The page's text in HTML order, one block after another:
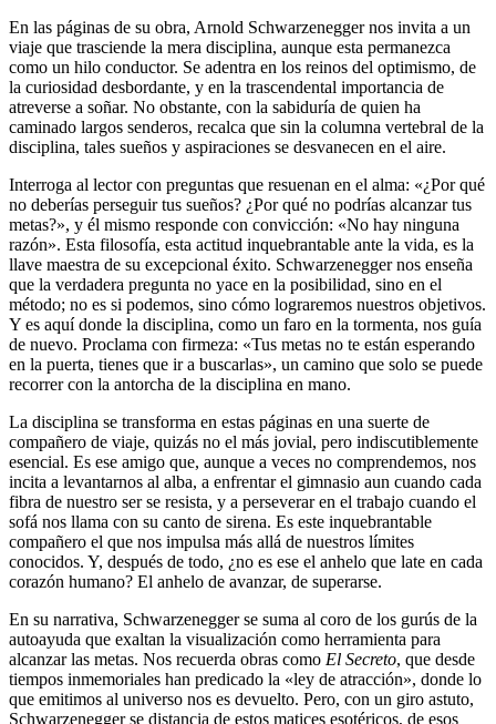
En las páginas de su obra, Arnold Schwarzenegger nos invita a un
viaje que trasciende la mera disciplina, aunque esta permanezca
como un hilo conductor. Se adentra en los reinos del optimismo, de
la curiosidad desbordante, y en la trascendental importancia de
atreverse a soñar. No obstante, con la sabiduría de quien ha
caminado largos senderos, recalca que sin la columna vertebral de la
disciplina, tales sueños y aspiraciones se desvanecen en el aire.
Interroga al lector con preguntas que resuenan en el alma: «¿Por qué
no deberías perseguir tus sueños? ¿Por qué no podrías alcanzar tus
metas?», y él mismo responde con convicción: «No hay ninguna
razón». Esta filosofía, esta actitud inquebrantable ante la vida, es la
llave maestra de su excepcional éxito. Schwarzenegger nos enseña
que la verdadera pregunta no yace en la posibilidad, sino en el
método; no es si podemos, sino cómo lograremos nuestros objetivos.
Y es aquí donde la disciplina, como un faro en la tormenta, nos guía
de nuevo. Proclama con firmeza: «Tus metas no te están esperando
en la puerta, tienes que ir a buscarlas», un camino que solo se puede
recorrer con la antorcha de la disciplina en mano.
La disciplina se transforma en estas páginas en una suerte de
compañero de viaje, quizás no el más jovial, pero indiscutiblemente
esencial. Es ese amigo que, aunque a veces no comprendemos, nos
incita a levantarnos al alba, a enfrentar el gimnasio aun cuando cada
fibra de nuestro ser se resista, y a perseverar en el trabajo cuando el
sofá nos llama con su canto de sirena. Es este inquebrantable
compañero el que nos impulsa más allá de nuestros límites
conocidos. Y, después de todo, ¿no es ese el anhelo que late en cada
corazón humano? El anhelo de avanzar, de superarse.
En su narrativa, Schwarzenegger se suma al coro de los gurús de la
autoayuda que exaltan la visualización como herramienta para
alcanzar las metas. Nos recuerda obras como El Secreto, que desde
tiempos inmemoriales han predicado la «ley de atracción», donde lo
que emitimos al universo nos es devuelto. Pero, con un giro astuto,
Schwarzenegger se distancia de estos matices esotéricos, de esos